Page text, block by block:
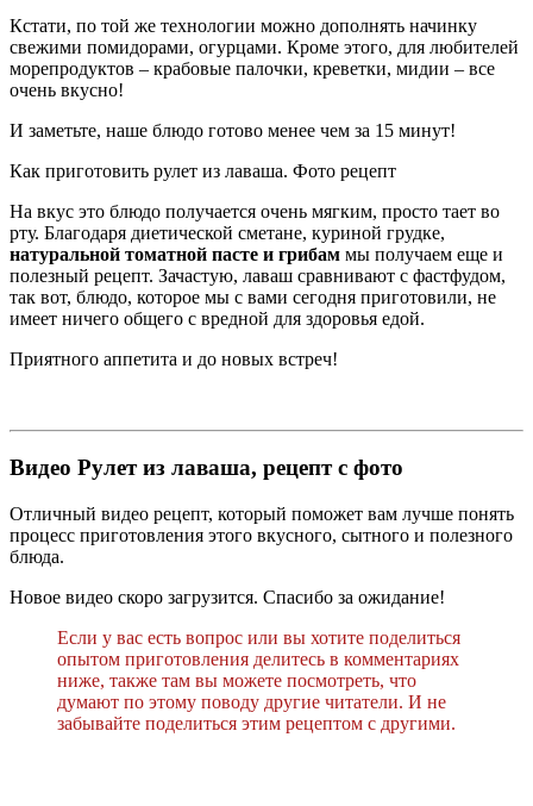
Кстати, по той же технологии можно дополнять начинку
свежими помидорами, огурцами. Кроме этого, для любителей
морепродуктов – крабовые палочки, креветки, мидии – все
очень вкусно!
И заметьте, наше блюдо готово менее чем за 15 минут!
Как приготовить рулет из лаваша. Фото рецепт
На вкус это блюдо получается очень мягким, просто тает во
рту. Благодаря диетической сметане, куриной грудке,
натуральной томатной пасте и грибам мы получаем еще и
полезный рецепт. Зачастую, лаваш сравнивают с фастфудом,
так вот, блюдо, которое мы с вами сегодня приготовили, не
имеет ничего общего с вредной для здоровья едой.
Приятного аппетита и до новых встреч!
Видео Рулет из лаваша, рецепт с фото
Отличный видео рецепт, который поможет вам лучше понять
процесс приготовления этого вкусного, сытного и полезного
блюда.
Новое видео скоро загрузится. Спасибо за ожидание!
Если у вас есть вопрос или вы хотите поделиться
опытом приготовления делитесь в комментариях
ниже, также там вы можете посмотреть, что
думают по этому поводу другие читатели. И не
забывайте поделиться этим рецептом с другими.